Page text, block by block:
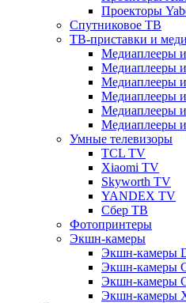
Проекторы
Спутниковое ТВ
ТВ-приставки и
Медиаплееры
Медиаплееры
Медиаплееры
Медиаплееры
Медиаплееры
Медиаплееры
Умные телевизоры
TCL TV
Xiaomi TV
Skyworth TV
YANDEX TV
Сбер ТВ
Фотопринтеры
Экшн-камеры
Экшн-камеры
Экшн-камеры
Экшн-камеры
Экшн-камеры